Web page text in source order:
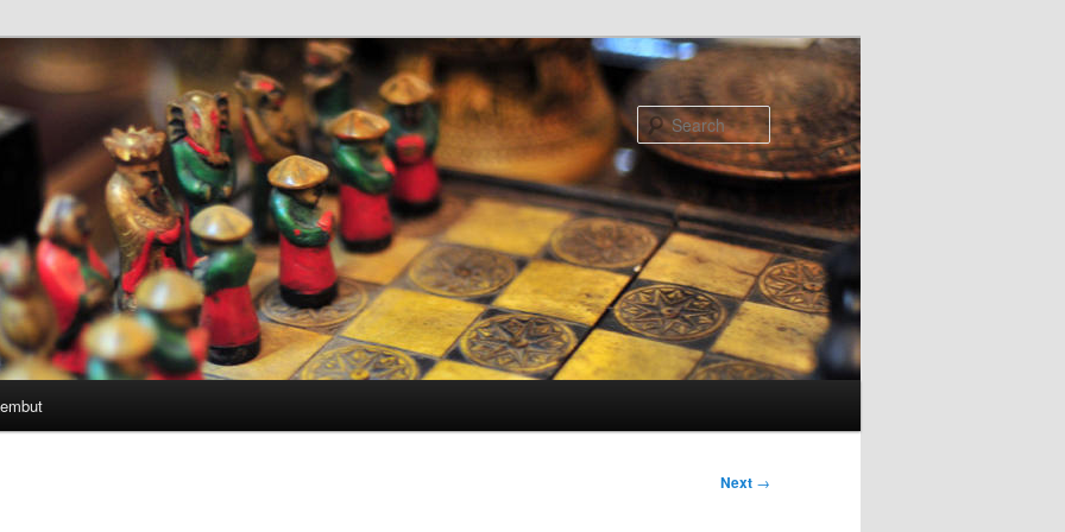
Search
Next →